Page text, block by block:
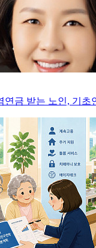
연금 받는 노인, 기초